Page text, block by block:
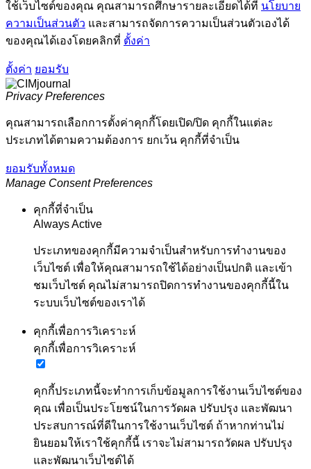
ใช้เว็บไซต์ของคุณ คุณสามารถศึกษารายละเอียดได้ที่ นโยบาย
ความเป็นส่วนตัว และสามารถจัดการความเป็นส่วนตัวเองได้
ของคุณได้เองโดยคลิกที่ ตั้งค่า
ตั้งค่า ยอมรับ
Privacy Preferences
คุณสามารถเลือกการตั้งค่าคุกกี้โดยเปิด/ปิด คุกกี้ในแต่ละ
ประเภทได้ตามความต้องการ ยกเว้น คุกกี้ที่จำเป็น
ยอมรับทั้งหมด
Manage Consent Preferences
คุกกี้ที่จำเป็น
Always Active
ประเภทของคุกกี้มีความจำเป็นสำหรับการทำงานของ
เว็บไซต์ เพื่อให้คุณสามารถใช้ได้อย่างเป็นปกติ และเข้า
ชมเว็บไซต์ คุณไม่สามารถปิดการทำงานของคุกกี้นี้ใน
ระบบเว็บไซต์ของเราได้
คุกกี้เพื่อการวิเคราะห์
คุกกี้เพื่อการวิเคราะห์
คุกกี้ประเภทนี้จะทำการเก็บข้อมูลการใช้งานเว็บไซต์ของ
คุณ เพื่อเป็นประโยชน์ในการวัดผล ปรับปรุง และพัฒนา
ประสบการณ์ที่ดีในการใช้งานเว็บไซต์ ถ้าหากท่านไม่
ยินยอมให้เราใช้คุกกี้นี้ เราจะไม่สามารถวัดผล ปรับปรุง
และพัฒนาเว็บไซต์ได้